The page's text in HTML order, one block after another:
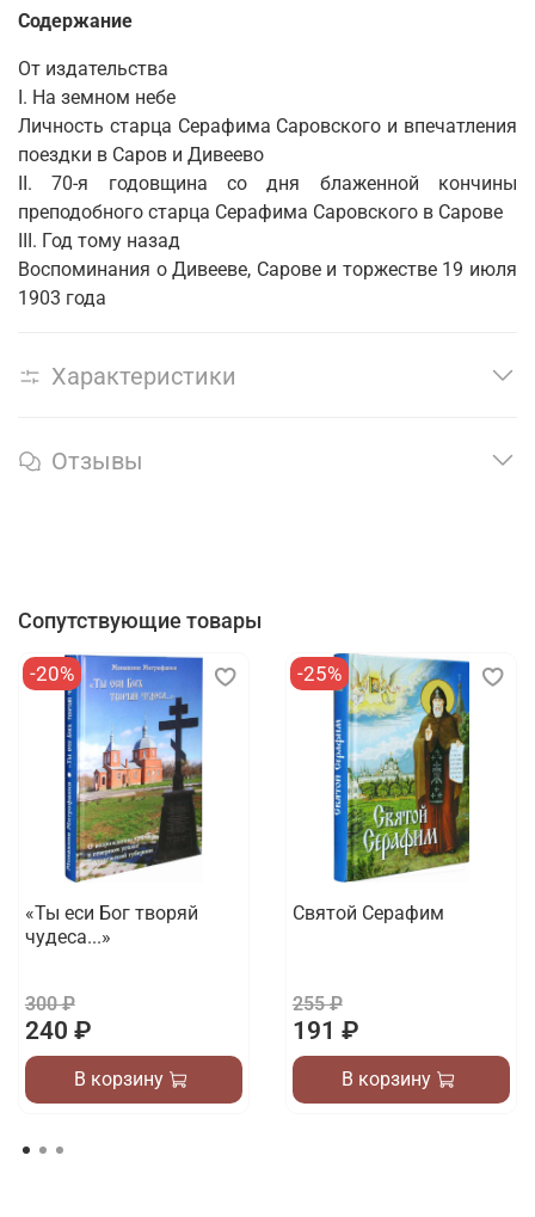
Содержание
От издательства
I. На земном небе
Личность старца Серафима Саровского и впечатления
поездки в Саров и Дивеево
II. 70-я годовщина со дня блаженной кончины
преподобного старца Серафима Саровского в Сарове
III. Год тому назад
Воспоминания о Дивееве, Сарове и торжестве 19 июля
1903 года
Характеристики
Отзывы
Сопутствующие товары
-20%
«Ты еси Бог творяй
чудеса...»
300 ₽
240 ₽
В корзину
-25%
Святой Серафим
255 ₽
191 ₽
В корзину